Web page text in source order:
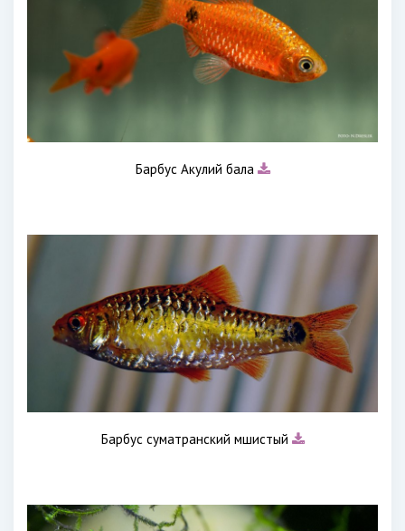
Барбус Акулий бала
Барбус суматранский мшистый